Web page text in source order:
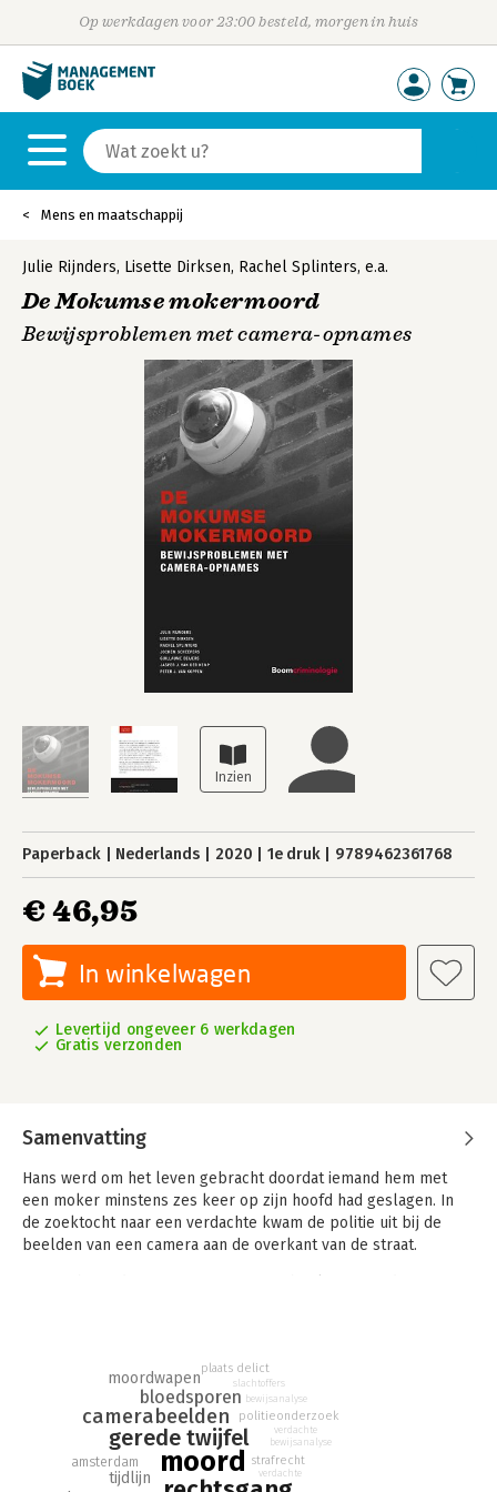
Op werkdagen voor 23:00 besteld, morgen in huis
Mens en maatschappij
Julie Rijnders, Lisette Dirksen, Rachel Splinters, e.a.
De Mokumse mokermoord
Bewijsproblemen met camera-opnames
Paperback Nederlands 2020 1e druk 9789462361768
€ 46,95
In winkelwagen
Levertijd ongeveer 6 werkdagen
Gratis verzonden
Samenvatting
Hans werd om het leven gebracht doordat iemand hem met
een moker minstens zes keer op zijn hoofd had geslagen. In
de zoektocht naar een verdachte kwam de politie uit bij de
beelden van een camera aan de overkant van de straat.
Het bewijs stapelde zich op tegen de verdachte: getuigen
vertelden de politie over de foute reputatie van de man en er
werd DNA van hem op de moker gevonden. Hij werd
veroordeeld tot een gevangenisstraf van zeven jaar en zes
moord
gerede twijfel
camerabeelden
bloedsporen
tijdlijn
moordwapen
amsterdam
plaats delict
strafrecht
politieonderzoek
verdachte
bewijsanalyse
slachtoffers
verdachte
bewijsanalyse